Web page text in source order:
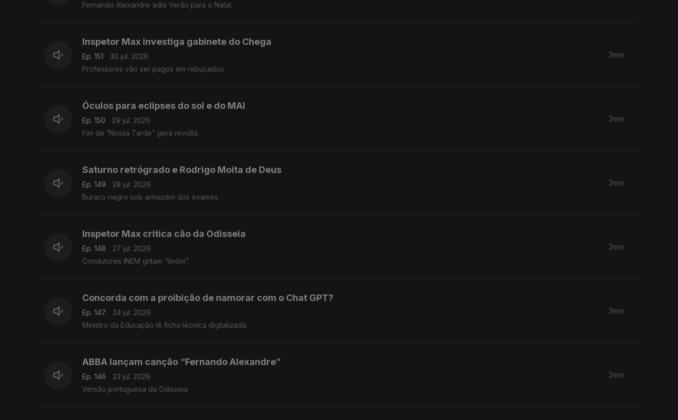
Fernando Alexandre adia Verão para o Natal.
Inspetor Max investiga gabinete do Chega
Ep. 151
30 jul. 2026
Professores vão ser pagos em rebuçados.
3min
Óculos para eclipses do sol e do MAI
Ep. 150
29 jul. 2026
Fim da “Nossa Tarde” gera revolta.
2min
Saturno retrógrado e Rodrigo Moita de Deus
Ep. 149
28 jul. 2026
Buraco negro sob armazém dos exames.
2min
Inspetor Max critica cão da Odisseia
Ep. 148
27 jul. 2026
Condutores INEM gritam “tinóni”.
2min
Concorda com a proibição de namorar com o Chat GPT?
Ep. 147
24 jul. 2026
Ministro da Educação lê ficha técnica digitalizada.
3min
ABBA lançam canção “Fernando Alexandre”
Ep. 146
23 jul. 2026
Versão portuguesa da Odisseia
2min